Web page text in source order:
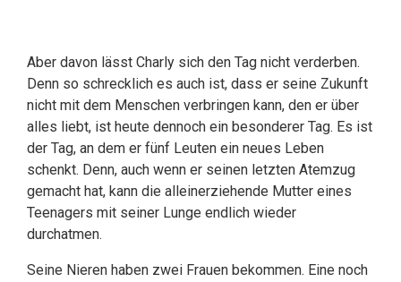
Aber davon lässt Charly sich den Tag nicht verderben.
Denn so schrecklich es auch ist, dass er seine Zukunft
nicht mit dem Menschen verbringen kann, den er über
alles liebt, ist heute dennoch ein besonderer Tag. Es ist
der Tag, an dem er fünf Leuten ein neues Leben
schenkt. Denn, auch wenn er seinen letzten Atemzug
gemacht hat, kann die alleinerziehende Mutter eines
Teenagers mit seiner Lunge endlich wieder
durchatmen.
Seine Nieren haben zwei Frauen bekommen. Eine noch